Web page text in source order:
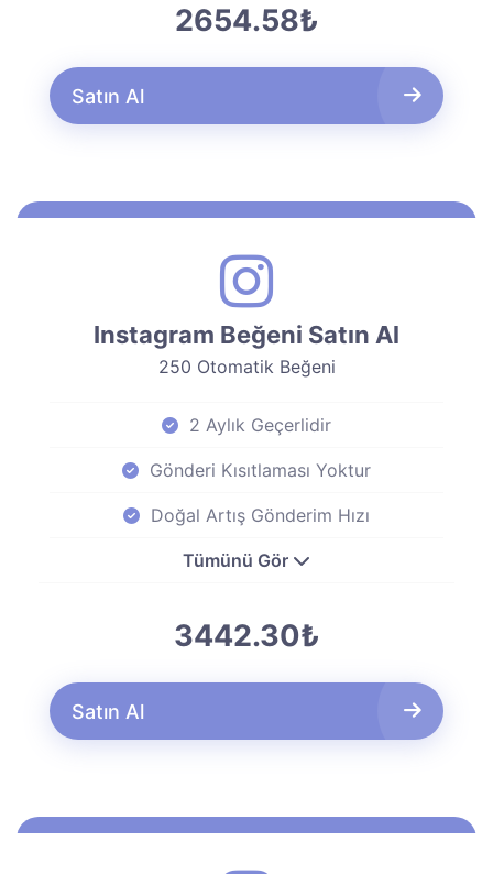
2654.58₺
Satın Al
Instagram Beğeni Satın Al
250 Otomatik Beğeni
2 Aylık Geçerlidir
Gönderi Kısıtlaması Yoktur
Doğal Artış Gönderim Hızı
Tümünü Gör
3442.30₺
Satın Al